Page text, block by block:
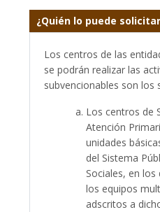
¿Quién lo puede
Los centros de las
se podrán realizar las
subvencionables son los
Los centros de
Atención
unidades
del Sistema
Sociales, en
los equipos
adscritos a